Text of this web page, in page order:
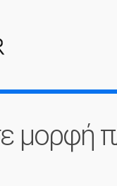
μορφή